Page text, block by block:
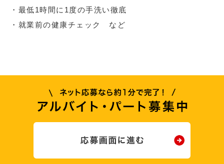
・最低1時間に1度の手洗い徹底
・就業前の健康チェック など